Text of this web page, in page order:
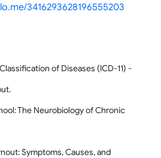
3416293628196555203
of Diseases (ICD-11) -
The Neurobiology of Chronic
Symptoms, Causes, and